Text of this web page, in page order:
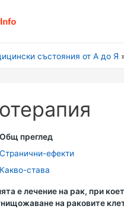
състояния от А до Я
Общ преглед
Странични-ефекти
Какво-става
е лечение на рак, при
на раковите